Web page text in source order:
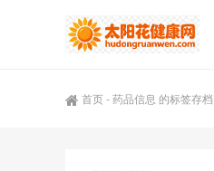
首页-药品信息 的标签存档